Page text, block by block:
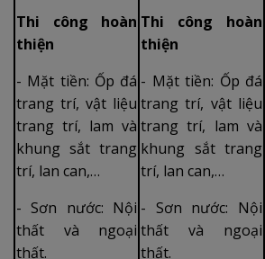
Thi công hoàn
thiện
- Mặt tiền: Ốp đá
trang trí, vật liệu
trang trí, lam và
khung sắt trang
trí, lan can,…
- Sơn nước: Nội
thất và ngoại
thất.
Thi công hoàn
thiện
- Mặt tiền: Ốp đá
trang trí, vật liệu
trang trí, lam và
khung sắt trang
trí, lan can,…
- Sơn nước: Nội
thất và ngoại
thất.